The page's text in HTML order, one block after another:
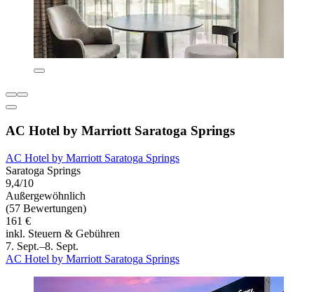
AC Hotel by Marriott Saratoga Springs
AC Hotel by Marriott Saratoga Springs
Saratoga Springs
9,4/10
Außergewöhnlich
(57 Bewertungen)
161 €
inkl. Steuern & Gebühren
7. Sept.–8. Sept.
AC Hotel by Marriott Saratoga Springs